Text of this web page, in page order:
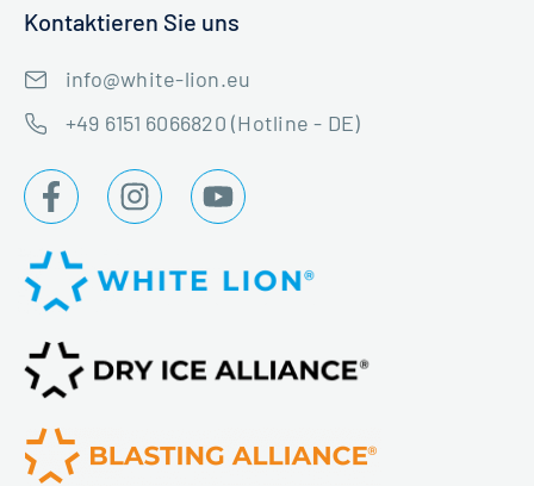
Kontaktieren Sie uns
info@white-lion.eu
+49 6151 6066820 (Hotline - DE)